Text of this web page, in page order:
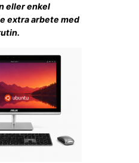
eller enkel
extra arbete med